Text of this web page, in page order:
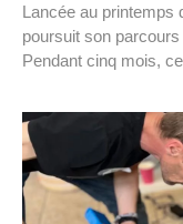
Lancée au printemps
poursuit son
Pendant cinq mois,